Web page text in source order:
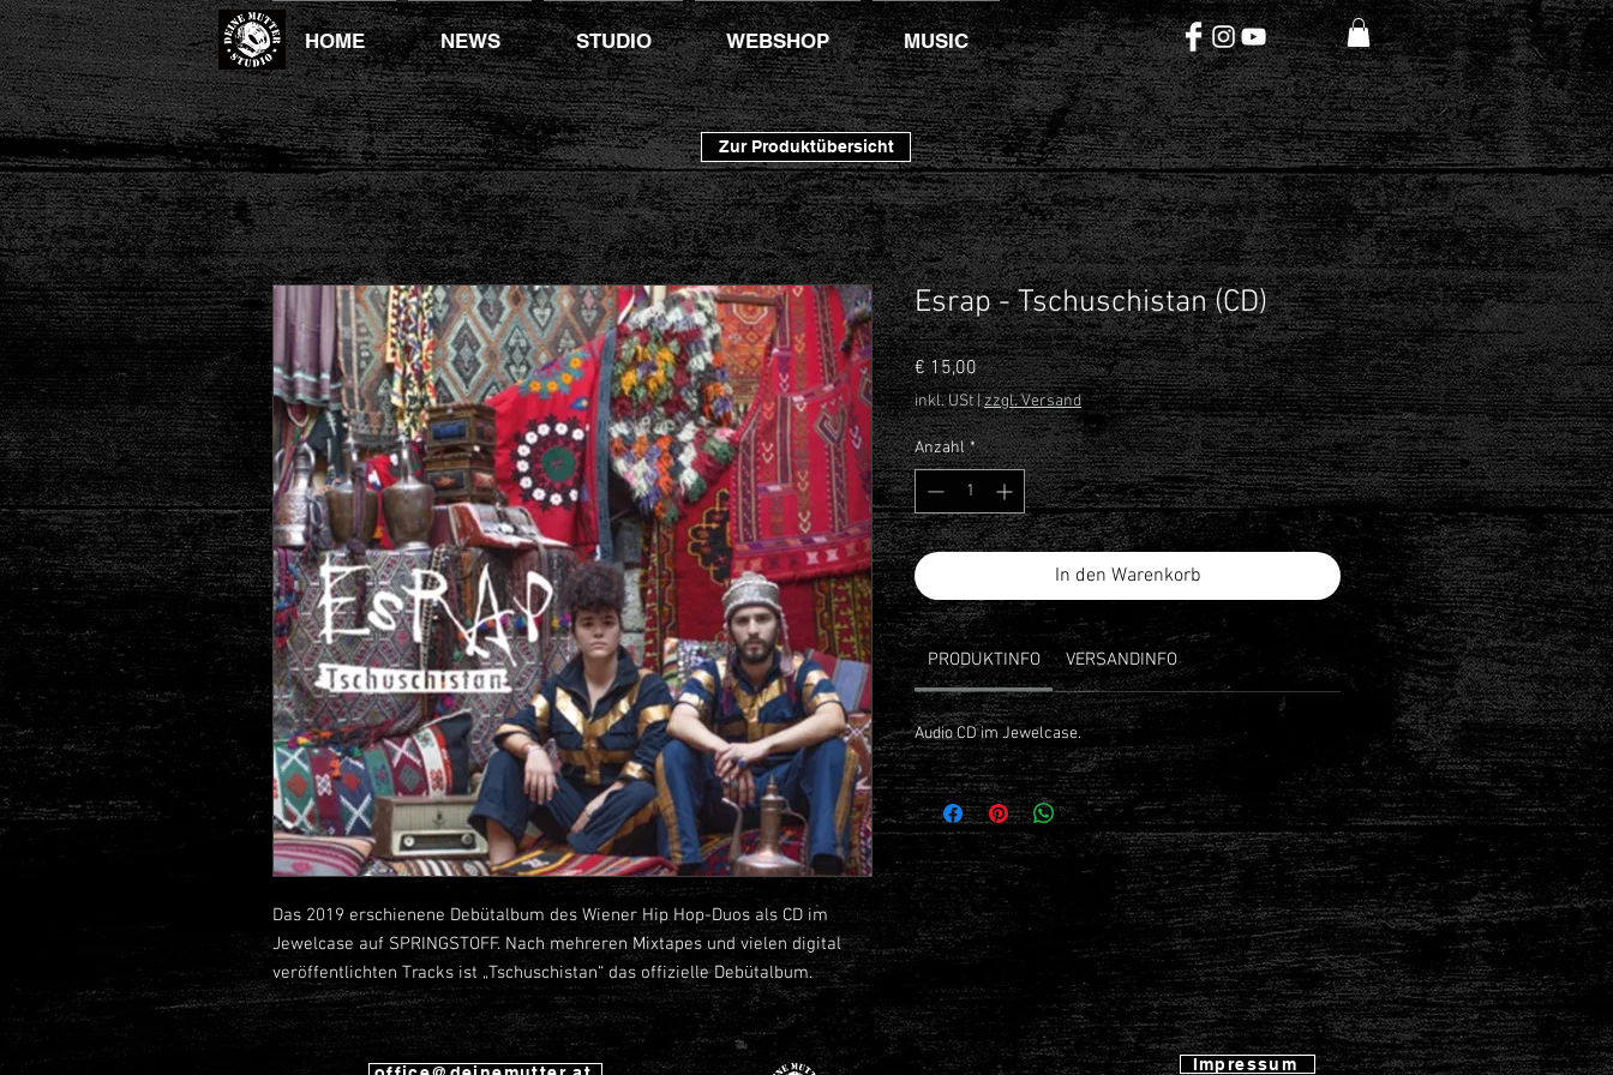
HOME NEWS STUDIO WEBSHOP MUSIC
Das 2019 erschienene Debütalbum des Wiener Hip Hop-Duos als CD im
Jewelcase auf SPRINGSTOFF. Nach mehreren Mixtapes und vielen digital
veröffentlichten Tracks ist „Tschuschistan“ das offizielle Debütalbum.
Featuring: Gasmac Gilmore + Kid Pex
Esrap - Tschuschistan (CD)
€ 15,00Preis
inkl. USt|zzgl. Versand
Anzahl *
In den Warenkorb
PRODUKTINFO VERSANDINFO
Audio CD im Jewelcase.
Zur Produktübersicht
Impressum